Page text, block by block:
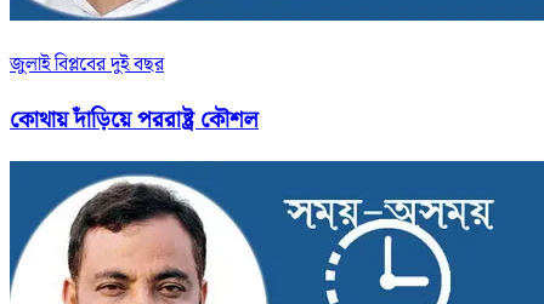
জুলাই বিপ্লবের দুই বছর
কোথায় দাঁড়িয়ে পররাষ্ট্র কৌশল